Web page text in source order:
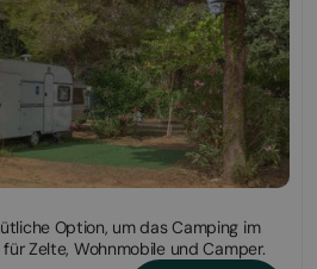
Option, um das Camping im
Zelte, Wohnmobile und Camper.